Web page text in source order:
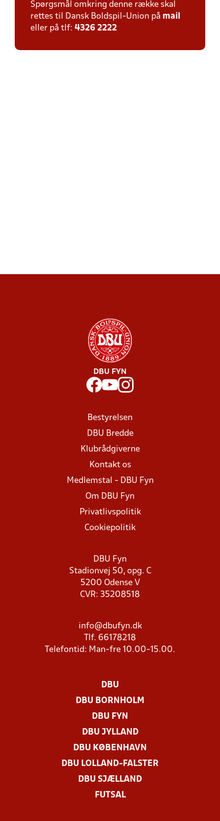
Spørgsmål omkring denne række skal
rettes til Dansk Boldspil-Union på mail
eller på tlf: 4326 2222
DBU FYN
Bestyrelsen
DBU Bredde
Klubrådgiverne
Kontakt os
Medlemstal - DBU Fyn
Om DBU Fyn
Privatlivspolitik
Cookiepolitik
DBU Fyn
Stadionvej 50, opg. C
5200 Odense V
CVR: 35208518
info@dbufyn.dk
Tlf. 66178218
Telefontid: Man-fre 10.00-15.00.
DBU
DBU BORNHOLM
DBU FYN
DBU JYLLAND
DBU KØBENHAVN
DBU LOLLAND-FALSTER
DBU SJÆLLAND
FUTSAL